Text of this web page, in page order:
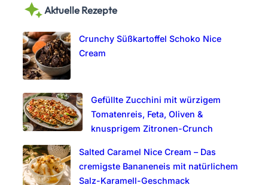
r
h
Aktuelle Rezepte
Crunchy Süßkartoffel Schoko Nice
Cream
Gefüllte Zucchini mit würzigem
Tomatenreis, Feta, Oliven &
knusprigem Zitronen-Crunch
Salted Caramel Nice Cream – Das
cremigste Bananeneis mit natürlichem
Salz-Karamell-Geschmack